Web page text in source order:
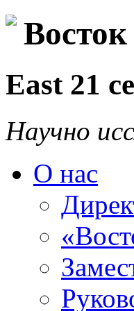
East 21
Научно
О нас